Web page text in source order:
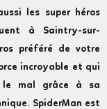
les super héros
à Saintry-sur-
préféré de votre
incroyable et qui
le mal grâce à sa
SpiderMan est